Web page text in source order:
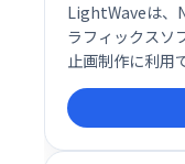
LightWaveは、
ラフィックスソ
止画制作に利用
た独立したス
品質な3Dコンテ
ナル向けのツー